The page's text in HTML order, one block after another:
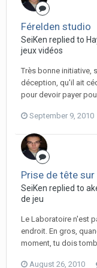
Férelden studio
SeiKen replied to
jeux vidéos
Très bonne initiative,
déception, qu'il ait
pour devoir payer
September 9, 2010
Prise de tête
SeiKen replied to
de jeu
Le Laboratoire n'est
endroit. En gros,
moment, tu dois
August 26, 2010